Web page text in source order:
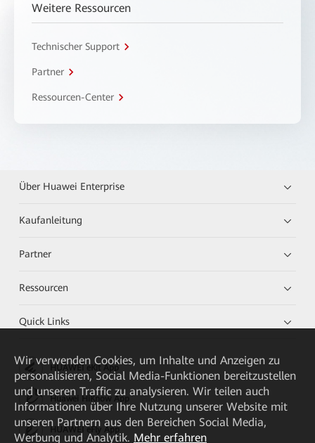
Weitere Ressourcen
Technischer Support
Partner
Ressourcen-Center
Über Huawei Enterprise
Kaufanleitung
Partner
Ressourcen
Quick Links
HUAWEI eKit App
Huawei HiKnow App
HUAWEI eFly App
Wir verwenden Cookies, um Inhalte und Anzeigen zu
personalisieren, Social Media-Funktionen bereitzustellen
und unseren Traffic zu analysieren. Wir teilen auch
Informationen über Ihre Nutzung unserer Website mit
unseren Partnern aus den Bereichen Social Media,
Werbung und Analytik. Mehr erfahren